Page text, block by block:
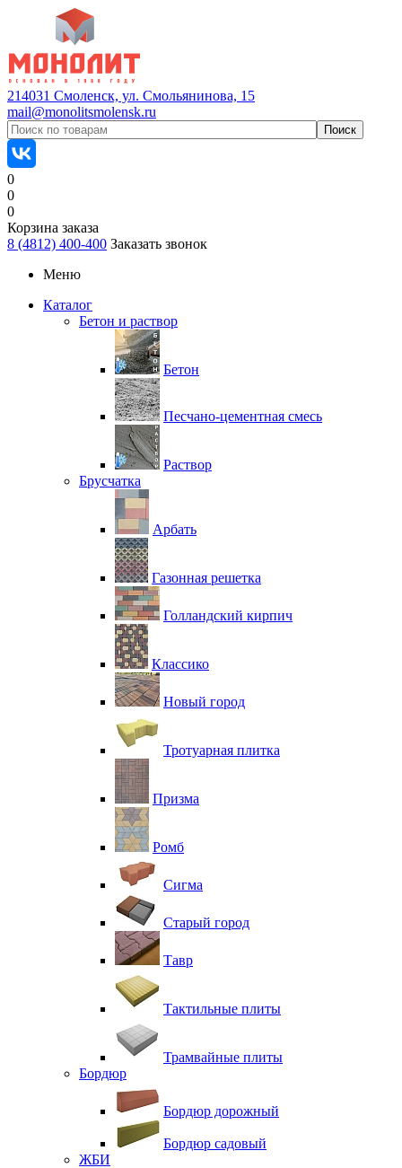
214031 Смоленск, ул. Смольянинова, 15
mail@monolitsmolensk.ru
0
0
0
Корзина заказа
8 (4812) 400-400 Заказать звонок
Меню
Каталог
Бетон и раствор
Бетон
Песчано-цементная смесь
Раствор
Брусчатка
Арбать
Газонная решетка
Голландский кирпич
Классико
Новый город
Тротуарная плитка
Призма
Ромб
Сигма
Старый город
Тавр
Тактильные плиты
Трамвайные плиты
Бордюр
Бордюр дорожный
Бордюр садовый
ЖБИ